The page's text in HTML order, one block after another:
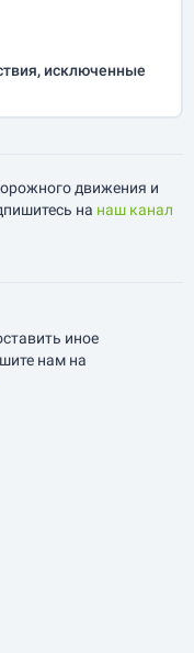
исключенные
движения и
на наш канал
иное
нам на